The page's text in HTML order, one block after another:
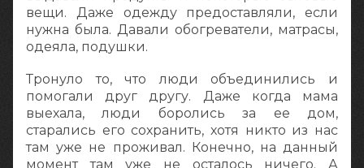
вещи. Даже одежду предоставляли, если
нужна была. Давали обогреватели, матрасы,
одеяла, подушки.
Тронуло то, что люди объединились и
помогали друг другу. Даже когда мама
выехала, люди боролись за ее дом,
старались его сохранить, хотя никто из нас
там уже не проживал. Конечно, на данный
момент там уже не осталось ничего. А